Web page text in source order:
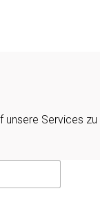
unsere Services zu